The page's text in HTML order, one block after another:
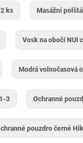
ks Masážní
Vosk na obočí NUI
Modrá volnočasová
3 Ochranné
pouzdro černé